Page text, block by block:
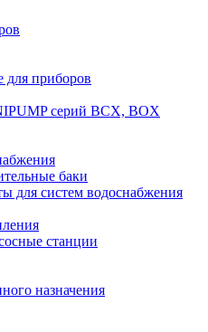
для приборов
серий BCX, BOX
баки
для систем водоснабжения
станции
назначения